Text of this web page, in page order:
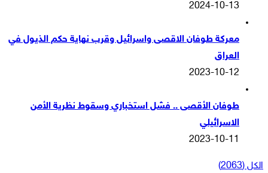
2024-10-13
معركة طوفان الاقصى واسرائيل وقرب نهاية حكم الذيول في
العراق
2023-10-12
طوفان الأقصى .. فشل استخباري وسقوط نظرية الأمن
الاسرائيلي
2023-10-11
الكل (2063)